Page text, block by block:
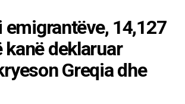
14,127
deklaruar
Greqia dhe